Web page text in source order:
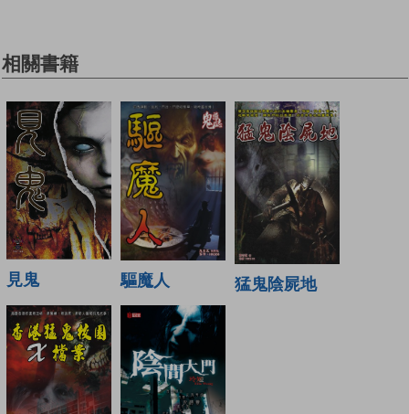
相關書籍
見鬼 驅魔人 猛鬼陰屍地